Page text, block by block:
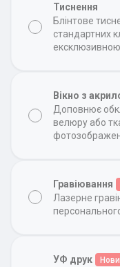
Тиснення
Блінтове
стандартних
ексклюзивною
Вікно з
Доповнює
велюру або
Гравіювання
Лазерне
УФ друк